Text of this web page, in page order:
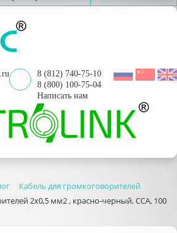
8 (812) 740-75-10
8 (800) 100-75-04
Написать нам
Кабель для громкоговорителей
2х0,5 мм2 , красно-черный, ССА, 100